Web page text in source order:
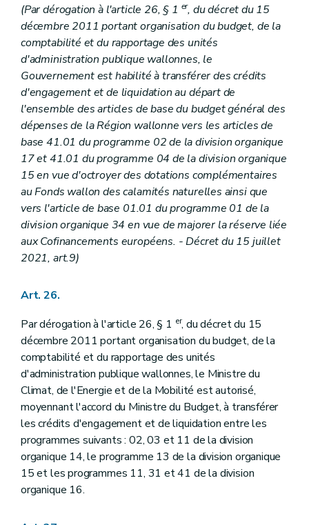
(Par dérogation à l'article 26, § 1 er, du décret du 15
décembre 2011 portant organisation du budget, de la
comptabilité et du rapportage des unités
d'administration publique wallonnes, le
Gouvernement est habilité à transférer des crédits
d'engagement et de liquidation au départ de
l'ensemble des articles de base du budget général des
dépenses de la Région wallonne vers les articles de
base 41.01 du programme 02 de la division organique
17 et 41.01 du programme 04 de la division organique
15 en vue d'octroyer des dotations complémentaires
au Fonds wallon des calamités naturelles ainsi que
vers l'article de base 01.01 du programme 01 de la
division organique 34 en vue de majorer la réserve liée
aux Cofinancements européens. - Décret du 15 juillet
2021, art.9)
Art. 26.
Par dérogation à l'article 26, § 1 er, du décret du 15
décembre 2011 portant organisation du budget, de la
comptabilité et du rapportage des unités
d'administration publique wallonnes, le Ministre du
Climat, de l'Energie et de la Mobilité est autorisé,
moyennant l'accord du Ministre du Budget, à transférer
les crédits d'engagement et de liquidation entre les
programmes suivants : 02, 03 et 11 de la division
organique 14, le programme 13 de la division organique
15 et les programmes 11, 31 et 41 de la division
organique 16.